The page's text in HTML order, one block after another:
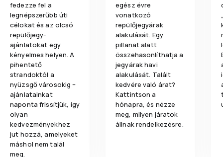
fedezze fel a
legnépszerűbb úti
célokat és az olcsó
repülőjegy-
ajánlatokat egy
kényelmes helyen. A
pihentető
strandoktól a
nyüzsgő városokig –
ajánlatainkat
naponta frissítjük, így
olyan
kedvezményekhez
jut hozzá, amelyeket
máshol nem talál
meg.
egész évre
vonatkozó
repülőjegyárak
alakulását. Egy
pillanat alatt
összehasonlíthatja a
jegyárak havi
alakulását. Talált
kedvére való árat?
Kattintson a
hónapra, és nézze
meg, milyen járatok
állnak rendelkezésre.